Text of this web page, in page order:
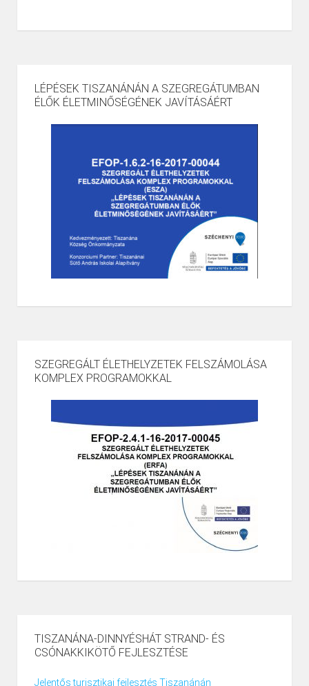
LÉPÉSEK TISZANÁNÁN A SZEGREGÁTUMBAN
ÉLŐK ÉLETMINŐSÉGÉNEK JAVÍTÁSÁÉRT
SZEGREGÁLT ÉLETHELYZETEK FELSZÁMOLÁSA
KOMPLEX PROGRAMOKKAL
TISZANÁNA-DINNYÉSHÁT STRAND- ÉS
CSÓNAKKIKÖTŐ FEJLESZTÉSE
Jelentős turisztikai fejlesztés Tiszanánán